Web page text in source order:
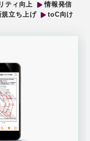
ティ向上
情報発信
規立ち上げ toC向け